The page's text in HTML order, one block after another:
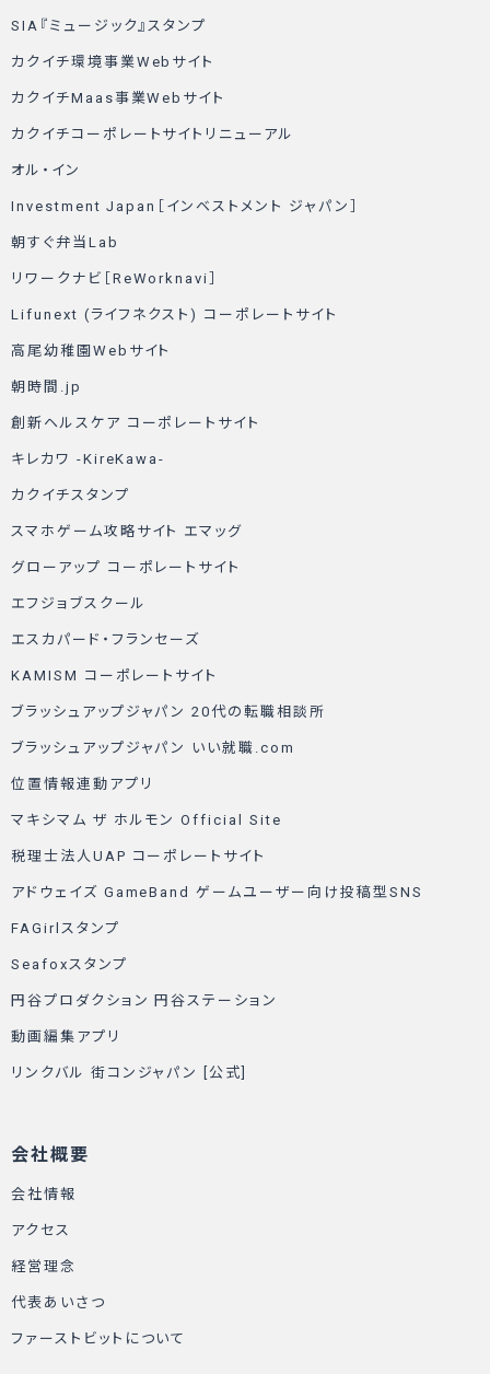
SIA『ミュージック』スタンプ
カクイチ環境事業Webサイト
カクイチMaas事業Webサイト
カクイチコーポレートサイトリニューアル
オル・イン
Investment Japan［インベストメント ジャパン］
朝すぐ弁当Lab
リワークナビ［ReWorknavi］
Lifunext (ライフネクスト) コーポレートサイト
高尾幼稚園Webサイト
朝時間.jp
創新ヘルスケア コーポレートサイト
キレカワ -KireKawa-
カクイチスタンプ
スマホゲーム攻略サイト エマッグ
グローアップ コーポレートサイト
エフジョブスクール
エスカパード・フランセーズ
KAMISM コーポレートサイト
ブラッシュアップジャパン 20代の転職相談所
ブラッシュアップジャパン いい就職.com
位置情報連動アプリ
マキシマム ザ ホルモン Official Site
税理士法人UAP コーポレートサイト
アドウェイズ GameBand ゲームユーザー向け投稿型SNS
FAGirlスタンプ
Seafoxスタンプ
円谷プロダクション 円谷ステーション
動画編集アプリ
リンクバル 街コンジャパン [公式]
会社概要
会社情報
アクセス
経営理念
代表あいさつ
ファーストビットについて